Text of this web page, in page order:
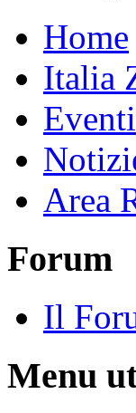
Home
Italia
Eventi
Area
Forum
Il
Menu